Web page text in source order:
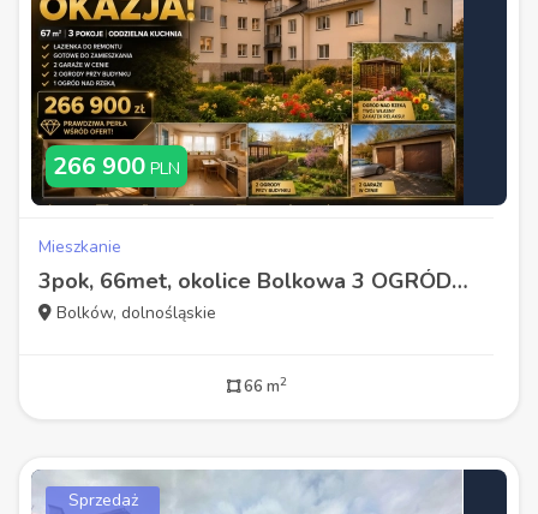
266 900 PLN
Mieszkanie
3pok, 66met, okolice Bolkowa 3 OGRÓDKI/2 GARAŻE (Wolbromek)
Bolków, dolnośląskie
66 m2
Sprzedaż